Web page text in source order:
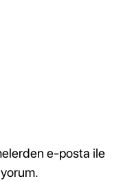
e-posta ile